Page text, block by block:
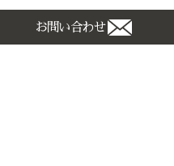
お問い合わせ